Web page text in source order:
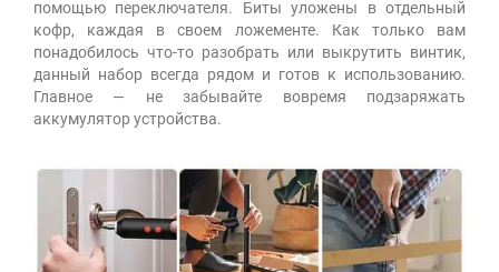
помощью переключателя. Биты уложены в отдельный
кофр, каждая в своем ложементе. Как только вам
понадобилось что-то разобрать или выкрутить винтик,
данный набор всегда рядом и готов к использованию.
Главное — не забывайте вовремя подзаряжать
аккумулятор устройства.